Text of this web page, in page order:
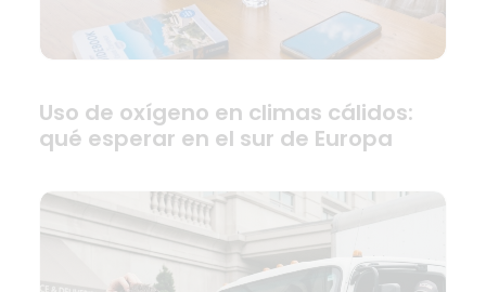
Uso de oxígeno en climas cálidos:
qué esperar en el sur de Europa